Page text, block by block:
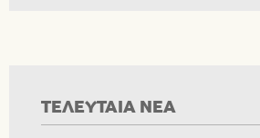
ΤΕΛΕΥΤΑΙΑ ΝΕΑ